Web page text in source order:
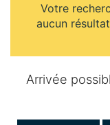
Votre
aucun
Arrivée